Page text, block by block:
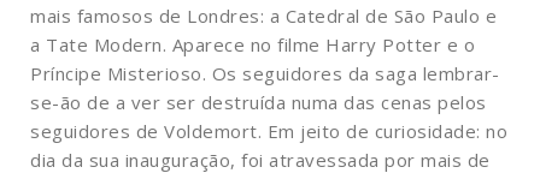
mais famosos de Londres: a Catedral de São Paulo e
a Tate Modern. Aparece no filme Harry Potter e o
Príncipe Misterioso. Os seguidores da saga lembrar-
se-ão de a ver ser destruída numa das cenas pelos
seguidores de Voldemort. Em jeito de curiosidade: no
dia da sua inauguração, foi atravessada por mais de